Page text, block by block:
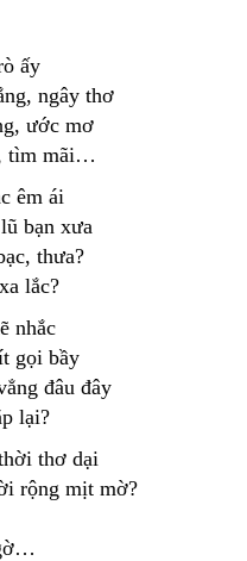
ấy
ngây thơ
ước mơ
tìm mãi…
êm ái
bạn xưa
thưa?
lắc?
nhắc
gọi bầy
đâu đây
lại?
thơ dại
rộng mịt mờ?